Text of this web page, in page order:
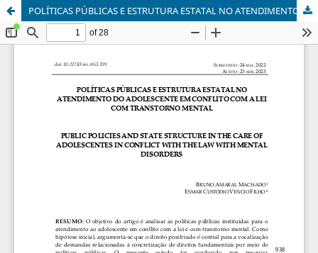
POLÍTICAS PÚBLICAS E ESTRUTURA ESTATAL NO ATENDIMENTO DO ADOLESCENTE EM CONFLITO COM A LEI E PORTADOR DE TRANSTORNO MENTAL